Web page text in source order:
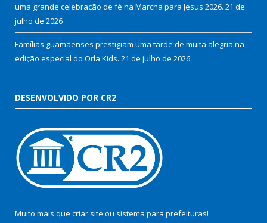
uma grande celebração de fé na Marcha para Jesus 2026. 21 de
julho de 2026
Famílias guamaenses prestigiam uma tarde de muita alegria na
edição especial do Orla Kids. 21 de julho de 2026
DESENVOLVIDO POR CR2
Muito mais que criar site ou sistema para prefeituras!